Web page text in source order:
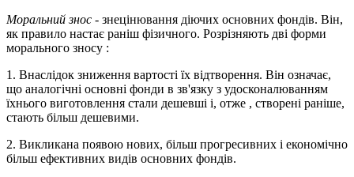
Моральний знос - знецінювання діючих основних фондів. Він,
як правило настає раніш фізичного. Розрізняють дві форми
морального зносу :
1. Внаслідок зниження вартості їх відтворення. Він означає,
що аналогічні основні фонди в зв'язку з удосконалюванням
їхнього виготовлення стали дешевші і, отже , створені раніше,
стають більш дешевими.
2. Викликана появою нових, більш прогресивних і економічно
більш ефективних видів основних фондів.